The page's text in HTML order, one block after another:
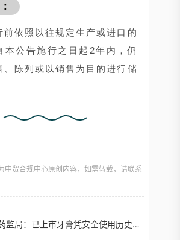
前依照以往规定生产或进口的
本公告施行之日起2年内，仍
、陈列或以销售为目的进行储
中贸合规中心原创内容，如需转载，请联系
国家药监局：已上市牙膏凭安全使用历史，备案可免毒理学试验！